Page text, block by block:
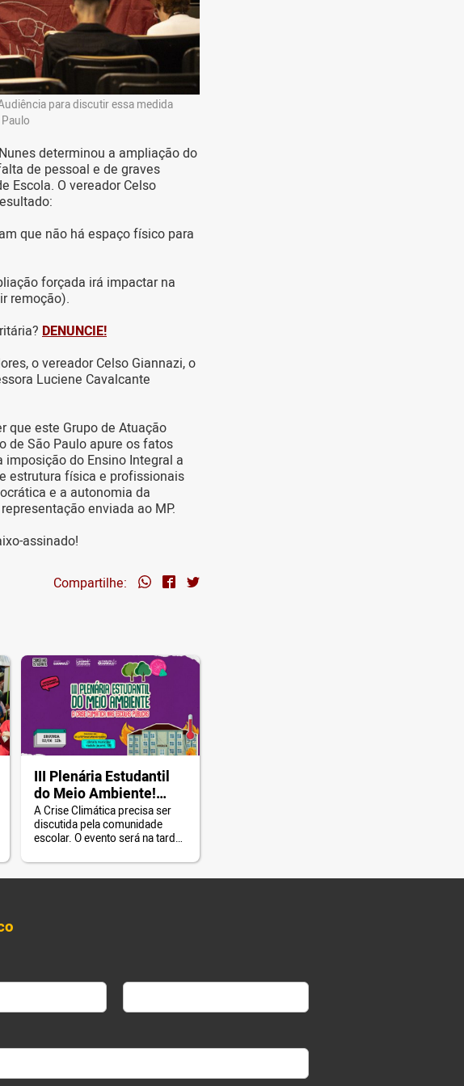
para discutir essa medida
determinou a ampliação do
de pessoal e de graves
Escola. O vereador Celso
que não há espaço físico para
forçada irá impactar na
remoção).
DENUNCIE!
o vereador Celso Giannazi, o
Luciene Cavalcante
que este Grupo de Atuação
de São Paulo apure os fatos
do Ensino Integral a
estrutura física e profissionais
e a autonomia da
enviada ao MP.
assinado!
Compartilhe:
III Plenária Estudantil
do Meio Ambiente!
INSCREVA-SE!
A Crise Climática precisa ser
discutida pela comunidade
escolar. O evento será na tarde
Last